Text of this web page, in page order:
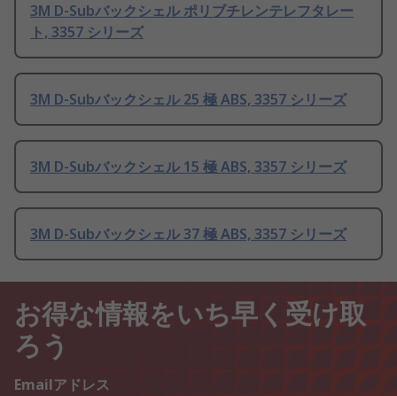
3M D-Subバックシェル ポリブチレンテレフタレー
ト, 3357 シリーズ
3M D-Subバックシェル 25 極 ABS, 3357 シリーズ
3M D-Subバックシェル 15 極 ABS, 3357 シリーズ
3M D-Subバックシェル 37 極 ABS, 3357 シリーズ
お得な情報をいち早く受け取
ろう
Emailアドレス